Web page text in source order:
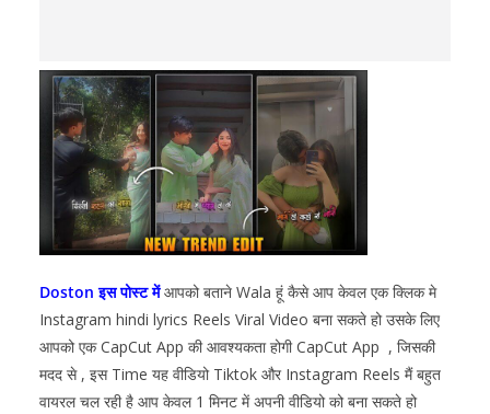
Doston इस पोस्ट मेंआपको बताने Wala हूं कैसे आप केवल एक क्लिक मे
Instagram hindi lyrics Reels Viral Video बना सकते हो उसके लिए
आपको एक CapCut App की आवश्यकता होगी CapCut App , जिसकी
मदद से , इस Time यह वीडियो Tiktok और Instagram Reels मैं बहुत
वायरल चल रही है आप केवल 1 मिनट में अपनी वीडियो को बना सकते हो